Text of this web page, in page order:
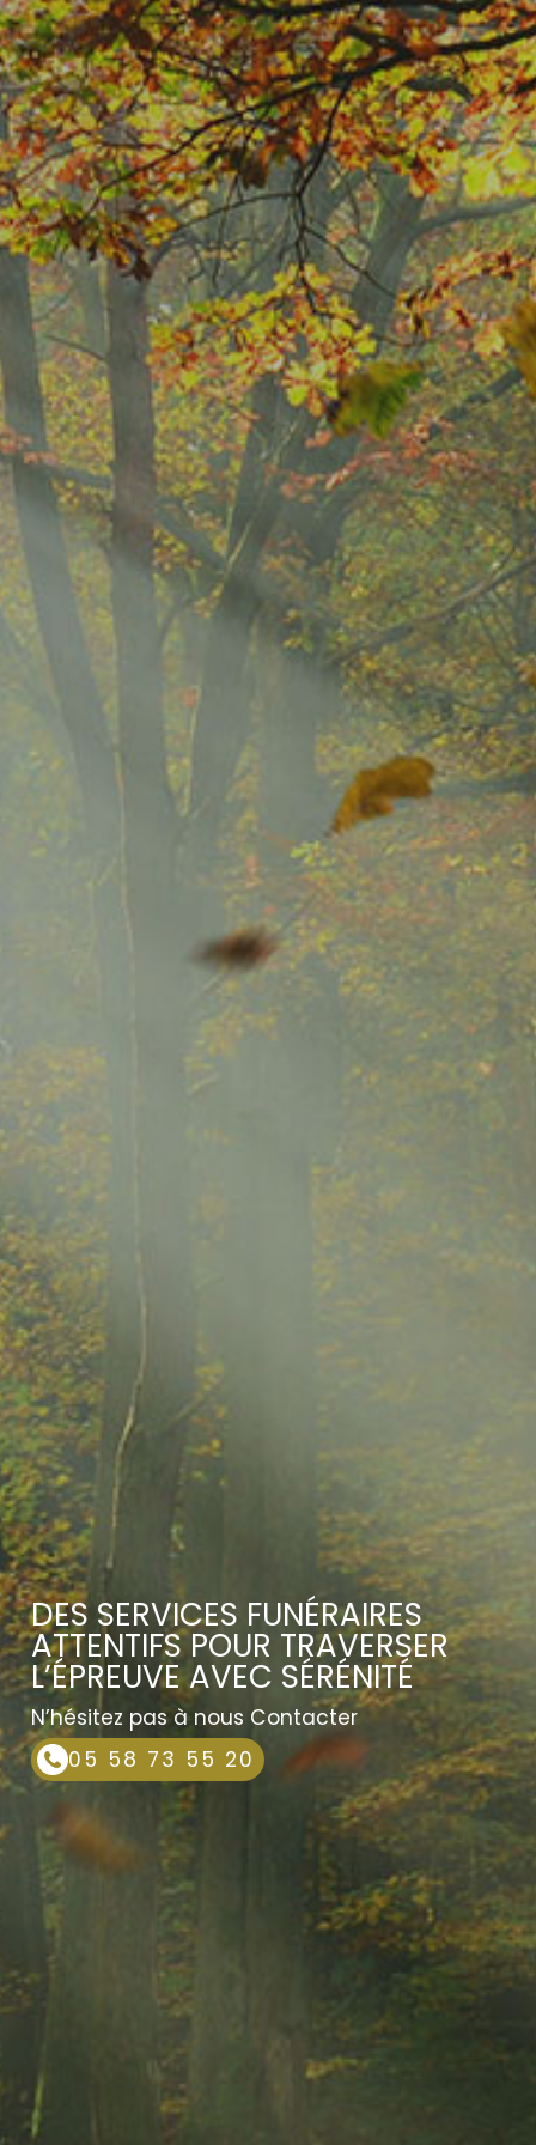
DES SERVICES FUNÉRAIRES
ATTENTIFS POUR TRAVERSER
L’ÉPREUVE AVEC SÉRÉNITÉ
N’hésitez pas à nous Contacter
05 58 73 55 20